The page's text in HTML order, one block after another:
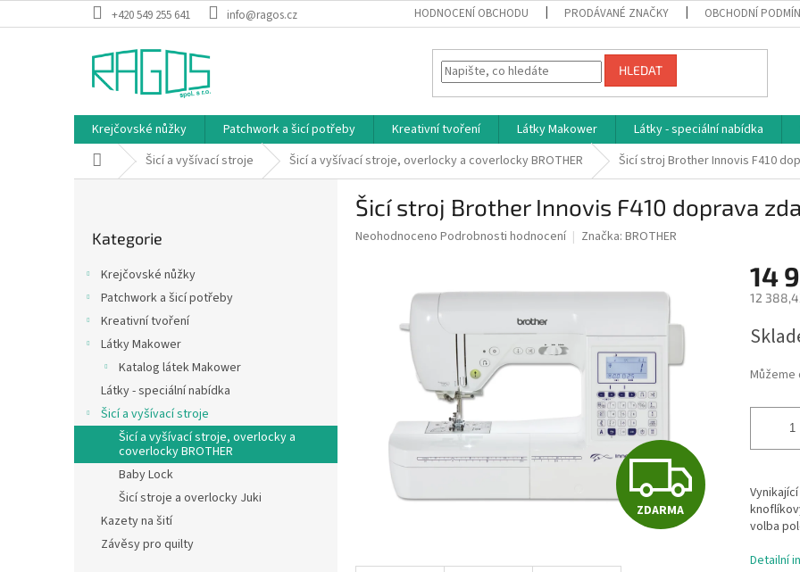
na
+420 549 255 641 info@ragos.cz HODNOCENÍ OBCHODU PRODÁVANÉ ZNAČKY OBCHODNÍ
HLEDAT
Krejčovské nůžky Patchwork a šicí potřeby Kreativní tvoření Látky Makower Látky - speciální nabídka
Domů Šicí a vyšívací stroje Šicí a vyšívací stroje, overlocky a coverlocky BROTHER Šicí stroj Brother Innovis F410
e
kategorie
Kategorie
Krejčovské nůžky
Patchwork a šicí potřeby
Kreativní tvoření
Látky Makower
Katalog látek Makower
Látky - speciální nabídka
Šicí a vyšívací stroje
Šicí a vyšívací stroje, overlocky a
coverlocky BROTHER
Baby Lock
Šicí stroje a overlocky Juki
Kazety na šití
Závěsy pro quilty
Šicí stroj Brother Innovis F410 doprava
Průměrné
hvězdiček.
Neohodnoceno Podrobnosti hodnocení Značka: BROTHER
Z
D
ZDARMA
14
12
cena:
Můžeme
volba
Detailní